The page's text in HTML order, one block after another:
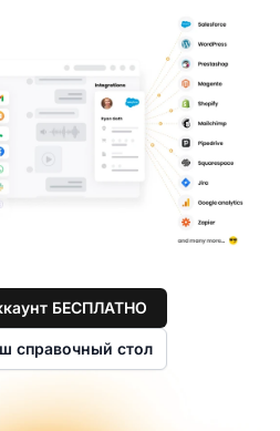
БЕСПЛАТНО
справочный стол